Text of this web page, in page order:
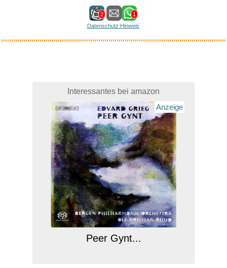
2
1
Datenschutz Hinweis
Interessantes bei amazon
Anzeige
Peer Gynt...